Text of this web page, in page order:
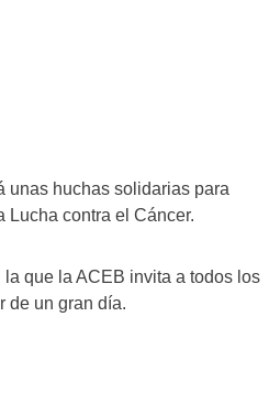
unas huchas solidarias para
Lucha contra el Cáncer.
que la ACEB invita a todos los
de un gran día.